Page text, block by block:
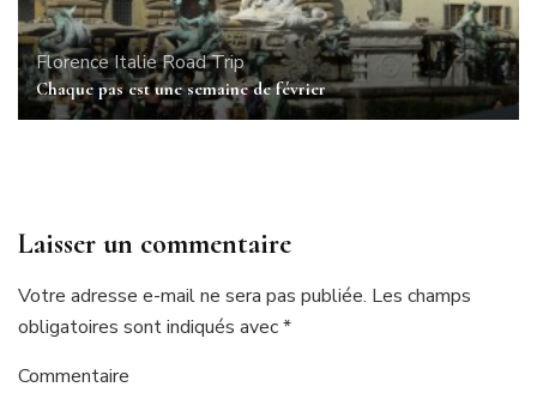
FlorenceItalieRoad Trip
Chaque pas est une semaine de février
Laisser un commentaire
Votre adresse e-mail ne sera pas publiée. Les champs
obligatoires sont indiqués avec*
Commentaire